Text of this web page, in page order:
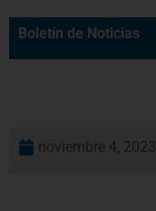
Boletín de Noticias
noviembre 4, 2023